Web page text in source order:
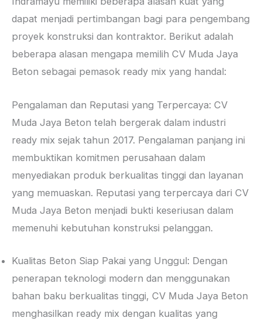
dapat menjadi pertimbangan bagi para pengembang
proyek konstruksi dan kontraktor. Berikut adalah
beberapa alasan mengapa memilih CV Muda Jaya
Beton sebagai pemasok ready mix yang handal:
Pengalaman dan Reputasi yang Terpercaya: CV
Muda Jaya Beton telah bergerak dalam industri
ready mix sejak tahun 2017. Pengalaman panjang ini
membuktikan komitmen perusahaan dalam
menyediakan produk berkualitas tinggi dan layanan
yang memuaskan. Reputasi yang terpercaya dari CV
Muda Jaya Beton menjadi bukti keseriusan dalam
memenuhi kebutuhan konstruksi pelanggan.
Kualitas Beton Siap Pakai yang Unggul: Dengan
penerapan teknologi modern dan menggunakan
bahan baku berkualitas tinggi, CV Muda Jaya Beton
menghasilkan ready mix dengan kualitas yang